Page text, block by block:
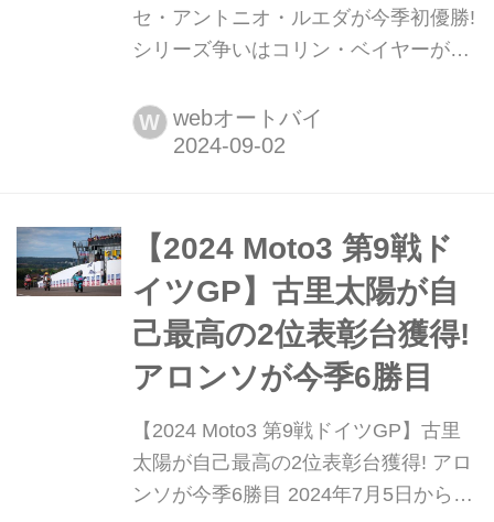
セ・アントニオ・ルエダが今季初優勝!
シリーズ争いはコリン・ベイヤーが2
月30日から9月1日にかけてスペインの
アラゴン州にあるモーターランド・ア
で圧倒的な速さと強さでチャンピオン
街道を突き進んでいるダビド・アロン
ソ(CFMOTO Valresa Aspar Team)。...
W webオートバイ
【2024 Moto3 第9戦ド
イツGP】古里太陽が自
己最高の2位表彰台獲得!
アロンソが今季6勝目
【2024 Moto3 第9戦ドイツGP】古里
太陽が自己最高の2位表彰台獲得! アロ
ンソが今季6勝目 2024年7月5日から7